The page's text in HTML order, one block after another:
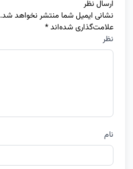
ارسال نظر
نشانی ایمیل شما منتشر نخواهد شد.
علامت‌گذاری شده‌اند*
نظر
نام